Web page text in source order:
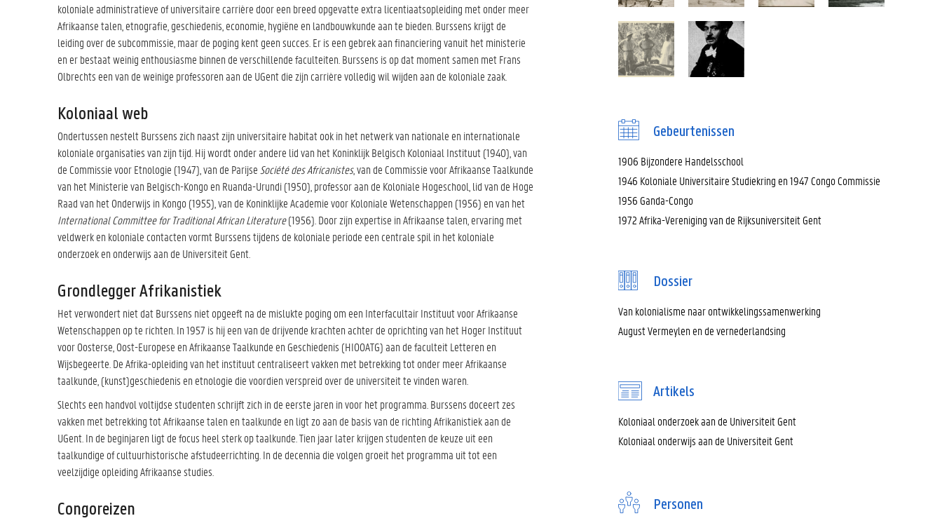
koloniale administratieve of universitaire carrière door een breed opgevatte extra licentiaatsopleiding met onder meer
Afrikaanse talen, etnografie, geschiedenis, economie, hygiëne en landbouwkunde aan te bieden. Burssens krijgt de
leiding over de subcommissie, maar de poging kent geen succes. Er is een gebrek aan financiering vanuit het ministerie
en er bestaat weinig enthousiasme binnen de verschillende faculteiten. Burssens is op dat moment samen met Frans
Olbrechts een van de weinige professoren aan de UGent die zijn carrière volledig wil wijden aan de koloniale zaak.
Koloniaal web
Ondertussen nestelt Burssens zich naast zijn universitaire habitat ook in het netwerk van nationale en internationale
koloniale organisaties van zijn tijd. Hij wordt onder andere lid van het Koninklijk Belgisch Koloniaal Instituut (1940), van
de Commissie voor Etnologie (1947), van de Parijse Société des Africanistes, van de Commissie voor Afrikaanse Taalkunde
van het Ministerie van Belgisch-Kongo en Ruanda-Urundi (1950), professor aan de Koloniale Hogeschool, lid van de Hoge
Raad van het Onderwijs in Kongo (1955), van de Koninklijke Academie voor Koloniale Wetenschappen (1956) en van het
International Committee for Traditional African Literature(1956). Door zijn expertise in Afrikaanse talen, ervaring met
veldwerk en koloniale contacten vormt Burssens tijdens de koloniale periode een centrale spil in het koloniale
onderzoek en onderwijs aan de Universiteit Gent.
Grondlegger Afrikanistiek
Het verwondert niet dat Burssens niet opgeeft na de mislukte poging om een Interfacultair Instituut voor Afrikaanse
Wetenschappen op te richten. In 1957 is hij een van de drijvende krachten achter de oprichting van het Hoger Instituut
voor Oosterse, Oost-Europese en Afrikaanse Taalkunde en Geschiedenis (HIOOATG) aan de faculteit Letteren en
Wijsbegeerte. De Afrika-opleiding van het instituut centraliseert vakken met betrekking tot onder meer Afrikaanse
taalkunde, (kunst)geschiedenis en etnologie die voordien verspreid over de universiteit te vinden waren.
Slechts een handvol voltijdse studenten schrijft zich in de eerste jaren in voor het programma. Burssens doceert zes
vakken met betrekking tot Afrikaanse talen en taalkunde en ligt zo aan de basis van de richting Afrikanistiek aan de
UGent. In de beginjaren ligt de focus heel sterk op taalkunde. Tien jaar later krijgen studenten de keuze uit een
taalkundige of cultuurhistorische afstudeerrichting. In de decennia die volgen groeit het programma uit tot een
veelzijdige opleiding Afrikaanse studies.
Congoreizen
Gebeurtenissen
1906 Bijzondere Handelsschool
1946 Koloniale Universitaire Studiekring en 1947 Congo Commissie
1956 Ganda-Congo
1972 Afrika-Vereniging van de Rijksuniversiteit Gent
Dossier
Van kolonialisme naar ontwikkelingssamenwerking
August Vermeylen en de vernederlandsing
Artikels
Koloniaal onderzoek aan de Universiteit Gent
Koloniaal onderwijs aan de Universiteit Gent
Personen